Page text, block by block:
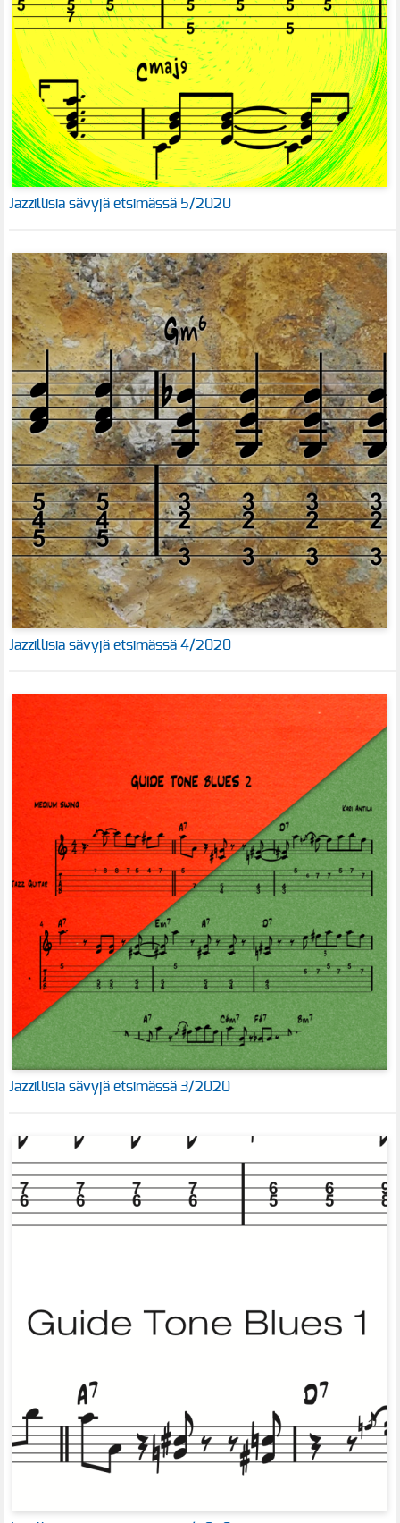
Jazzillisia sävyjä etsimässä 5/2020
Jazzillisia sävyjä etsimässä 4/2020
Jazzillisia sävyjä etsimässä 3/2020